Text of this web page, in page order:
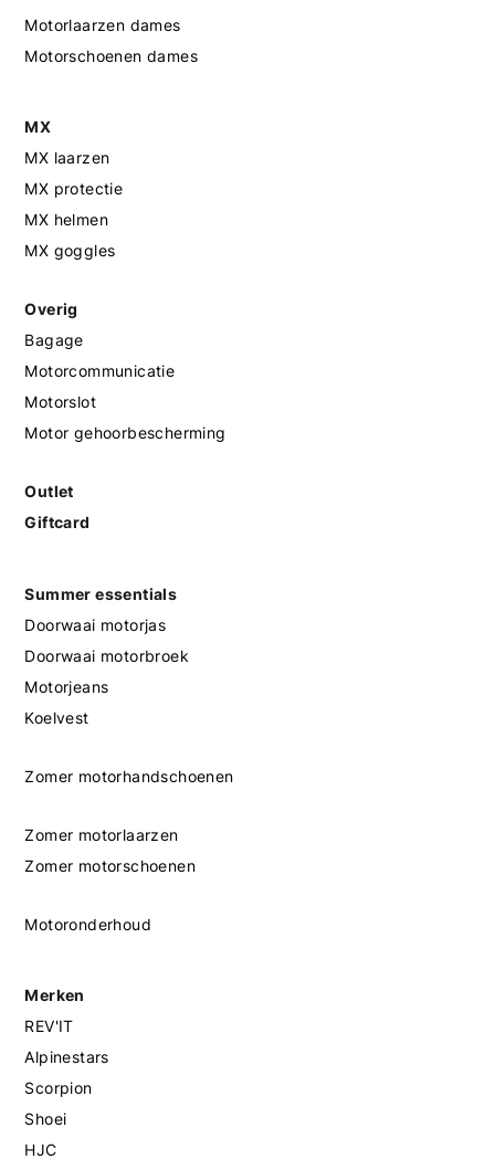
Motorlaarzen dames
Motorschoenen dames
MX
MX laarzen
MX protectie
MX helmen
MX goggles
Overig
Bagage
Motorcommunicatie
Motorslot
Motor gehoorbescherming
Outlet
Giftcard
Summer essentials
Doorwaai motorjas
Doorwaai motorbroek
Motorjeans
Koelvest
Zomer motorhandschoenen
Zomer motorlaarzen
Zomer motorschoenen
Motoronderhoud
Merken
REV'IT
Alpinestars
Scorpion
Shoei
HJC